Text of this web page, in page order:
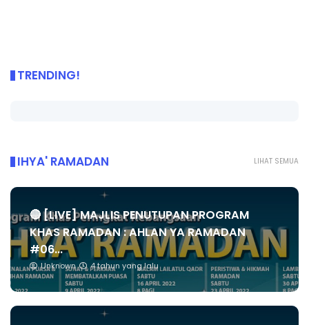
TRENDING!
LIHAT SEMUA
IHYA' RAMADAN
🔴 [LIVE] MAJLIS PENUTUPAN PROGRAM
KHAS RAMADAN : AHLAN YA RAMADAN
#06...
Unknown 4 tahun yang lalu